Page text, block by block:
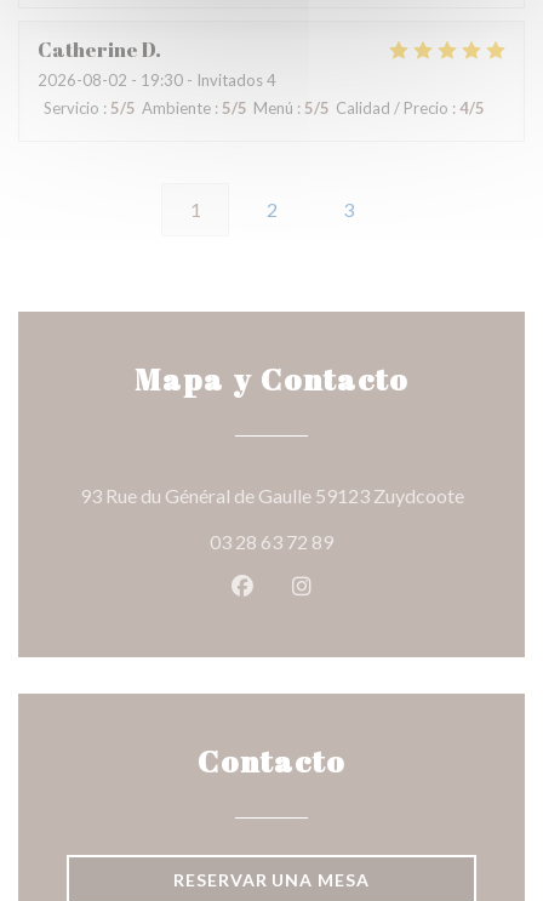
CatherineD
2026-08-02 - 19:30 - Invitados 4
Servicio : 5/5 Ambiente : 5/5 Menú : 5/5 Calidad / Precio :4/5
1 2 3
Mapa y Contacto
93 Rue du Général de Gaulle 59123 Zuydcoote((abre en
03 28 63 72 89
Facebook ((abre en una nueva
Instagram ((abre en una
Contacto
RESERVAR UNA MESA